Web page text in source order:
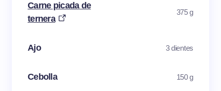
Carne picada de
ternera
375 g
Ajo 3 dientes
Cebolla 150 g